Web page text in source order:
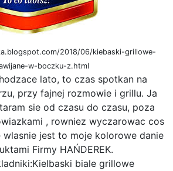
2018/06/kiebaski-grillowe-
w-boczku-z.html
lato, to czas spotkan na
przy fajnej rozmowie i grillu. Ja
sie od czasu do czasu, poza
, rowniez wyczarowac cos
wlasnie jest to moje kolorowe danie
Firmy HAŃDEREK.
biale grillowe